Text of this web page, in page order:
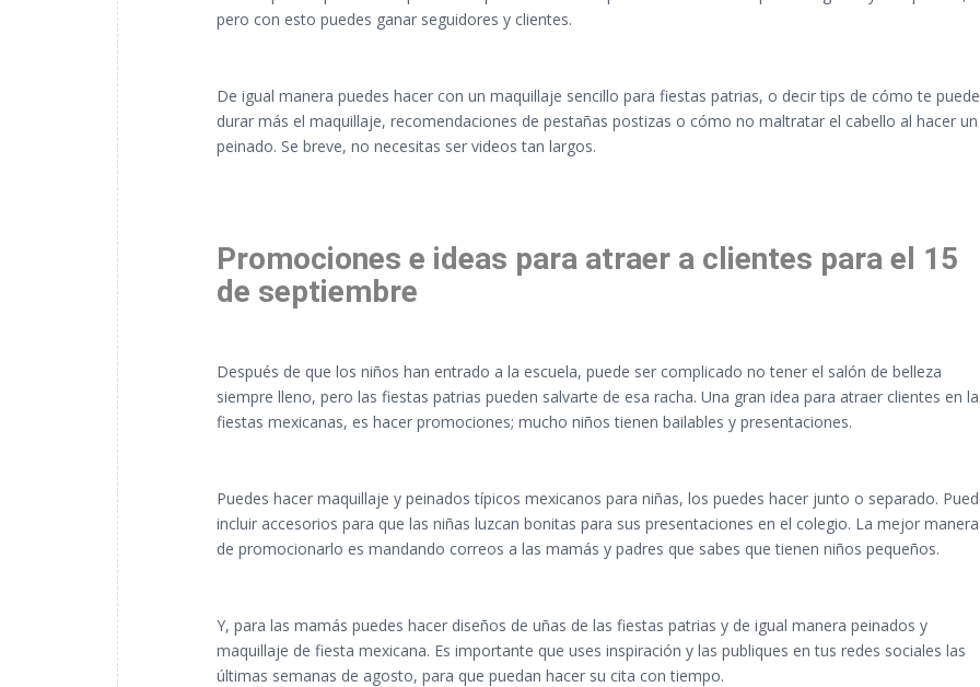
pero con esto puedes ganar seguidores y clientes.
De igual manera puedes hacer con un maquillaje sencillo para fiestas patrias, o decir tips de cómo te puede
durar más el maquillaje, recomendaciones de pestañas postizas o cómo no maltratar el cabello al hacer un
peinado. Se breve, no necesitas ser videos tan largos.
Promociones e ideas para atraer a clientes para el 15
de septiembre
Después de que los niños han entrado a la escuela, puede ser complicado no tener el salón de belleza
siempre lleno, pero las fiestas patrias pueden salvarte de esa racha. Una gran idea para atraer clientes en
fiestas mexicanas, es hacer promociones; mucho niños tienen bailables y presentaciones.
Puedes hacer maquillaje y peinados típicos mexicanos para niñas, los puedes hacer junto o separado.
incluir accesorios para que las niñas luzcan bonitas para sus presentaciones en el colegio. La mejor manera
de promocionarlo es mandando correos a las mamás y padres que sabes que tienen niños pequeños.
Y, para las mamás puedes hacer diseños de uñas de las fiestas patrias y de igual manera peinados y
maquillaje de fiesta mexicana. Es importante que uses inspiración y las publiques en tus redes sociales las
últimas semanas de agosto, para que puedan hacer su cita con tiempo.